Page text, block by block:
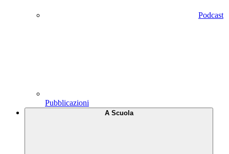
Podcast
Pubblicazioni
A Scuola